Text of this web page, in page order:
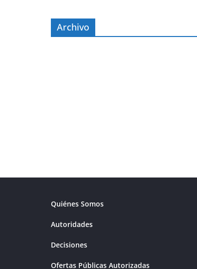
Archivo
Quiénes Somos
Autoridades
Decisiones
Ofertas Públicas Autorizadas